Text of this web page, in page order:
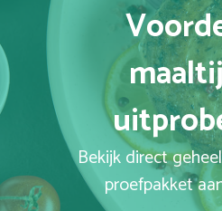
Bekijk direct
proefpakket